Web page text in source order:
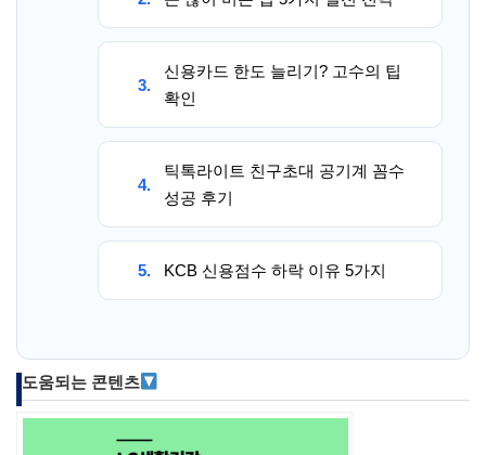
3.
신용카드 한도 늘리기? 고수의 팁
확인
4.
틱톡라이트 친구초대 공기계 꼼수
성공 후기
5. KCB 신용점수 하락 이유 5가지
도움되는 콘텐츠